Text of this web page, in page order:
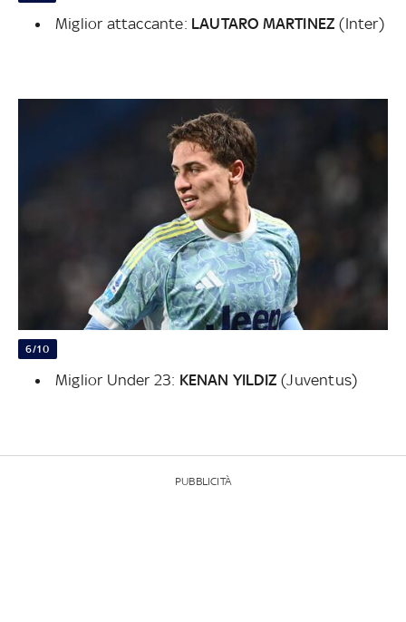
Miglior attaccante: LAUTARO MARTINEZ (Inter)
6/10
Miglior Under 23: KENAN YILDIZ (Juventus)
PUBBLICITÀ